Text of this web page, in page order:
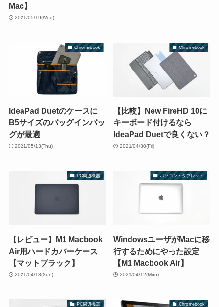
Mac】
2021/05/19(Wed)
Chromebook
IdeaPad Duetのケースに
B5サイズのバッグインバッ
グが最適
2021/05/13(Thu)
Chromebook
【比較】New FireHD 10に
キーボード付けるなら
IdeaPad Duetで良くない？
2021/04/30(Fri)
PC周辺機器
【レビュー】M1 Macbook
Air用ハードカバーケース
【マットブラック】
2021/04/18(Sun)
パソコン・タブレット
WindowsユーザがMacに移
行するためにやった設定
【M1 Macbook Air】
2021/04/12(Mon)
PC周辺機器 Chromebook